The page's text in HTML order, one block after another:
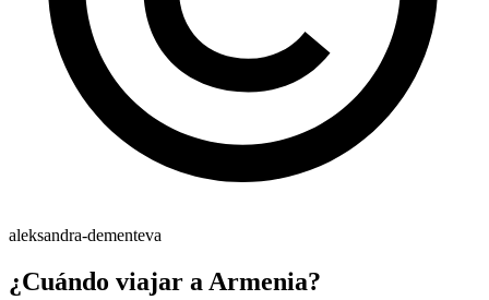
aleksandra-dementeva
¿Cuándo viajar a Armenia?